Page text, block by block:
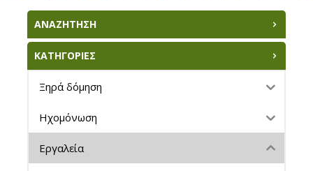
ΑΝΑΖΗΤΗΣΗ
ΚΑΤΗΓΟΡΙΕΣ
Ξηρά δόμηση
Ηχομόνωση
Εργαλεία